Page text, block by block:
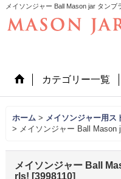
メイソンジャー Ball Mason jar タン
カテゴリー一覧
ホーム > メイソンジャー用ス
> メイソンジャー Ball
メイソンジャー Ball
rls! [3998110]